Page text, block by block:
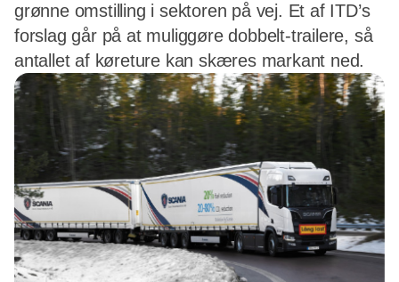
grønne omstilling i sektoren på vej. Et af ITD’s
forslag går på at muliggøre dobbelt-trailere, så
antallet af køreture kan skæres markant ned.